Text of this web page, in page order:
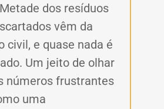
Metade dos resíduos
vêm da
civil, e quase nada é
Um jeito de olhar
números frustrantes
uma